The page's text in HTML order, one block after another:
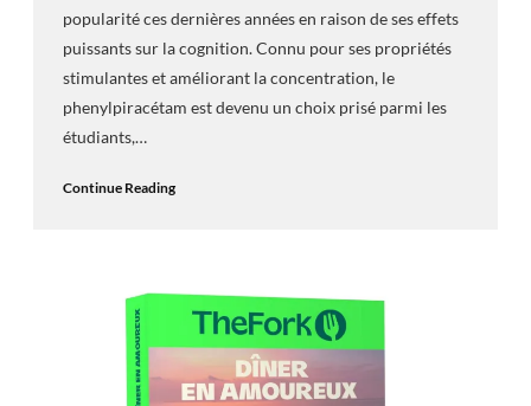
popularité ces dernières années en raison de ses effets
puissants sur la cognition. Connu pour ses propriétés
stimulantes et améliorant la concentration, le
phenylpiracétam est devenu un choix prisé parmi les
étudiants,…
Continue Reading